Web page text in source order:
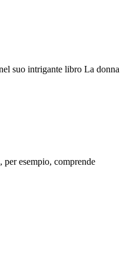
suo intrigante libro La donna
per esempio, comprende